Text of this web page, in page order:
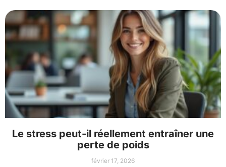
Le stress peut-il réellement entraîner une
perte de poids
février 17, 2026